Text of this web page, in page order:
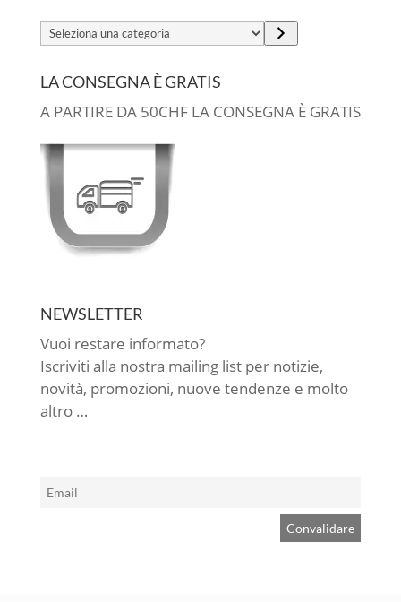
Seleziona
categoria
LA CONSEGNA È GRATIS
A PARTIRE DA 50CHF LA CONSEGNA È GRATIS
NEWSLETTER
Vuoi restare informato?
Iscriviti alla nostra mailing list per notizie,
novità, promozioni, nuove tendenze e molto
altro …